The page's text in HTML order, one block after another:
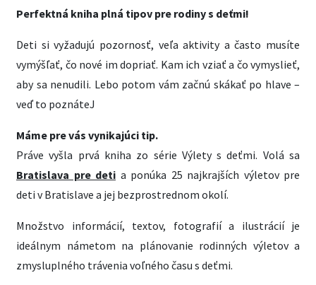
Perfektná kniha plná tipov pre rodiny s deťmi!
Deti si vyžadujú pozornosť, veľa aktivity a často musíte
vymýšľať, čo nové im dopriať. Kam ich vziať a čo vymyslieť,
aby sa nenudili. Lebo potom vám začnú skákať po hlave –
veď to poznáteJ
Máme pre vás vynikajúci tip.
Práve vyšla prvá kniha zo série Výlety s deťmi. Volá sa
Bratislava pre deti a ponúka 25 najkrajších výletov pre
deti v Bratislave a jej bezprostrednom okolí.
Množstvo informácií, textov, fotografií a ilustrácií je
ideálnym námetom na plánovanie rodinných výletov a
zmysluplného trávenia voľného času s deťmi.